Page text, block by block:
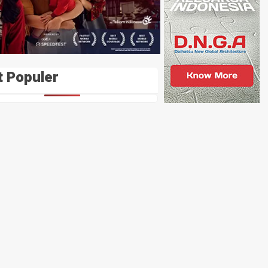
Populer